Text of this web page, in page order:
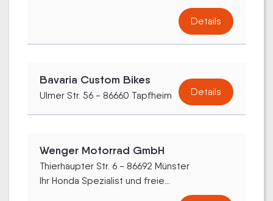
Details
Bavaria Custom Bikes
Ulmer Str. 56 - 86660 Tapfheim Details
Wenger Motorrad GmbH
Thierhaupter Str. 6 - 86692 Münster
Ihr Honda Spezialist und freie...